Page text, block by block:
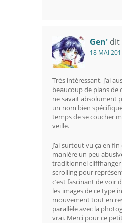
Gen' dit
18 MAI
Très intéressant, j’ai
beaucoup de plans de
ne savait absolument
un nom bien
temps de se coucher
veille.
J’ai surtout vu ça en
manière un peu
traditionnel cliffhanger
scrolling pour
c’est fascinant de voir
les images de ce type
mouvement tout en
parallèle avec la
vrai. Merci pour ce